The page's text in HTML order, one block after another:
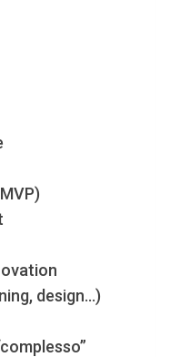
design…)